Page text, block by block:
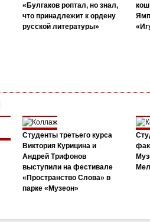
«Булгаков роптал, но знал,
что принадлежит к ордену
русской литературы»
Студенты третьего курса
Виктория Курицина и
Андрей Трифонов
выступили на фестивале
«Пространство Слова» в
парке «Музеон»